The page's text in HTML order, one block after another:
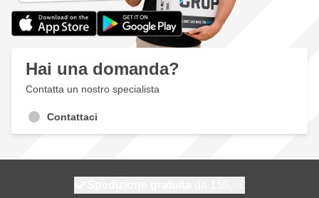
Hai una domanda?
Contatta un nostro specialista
Contattaci